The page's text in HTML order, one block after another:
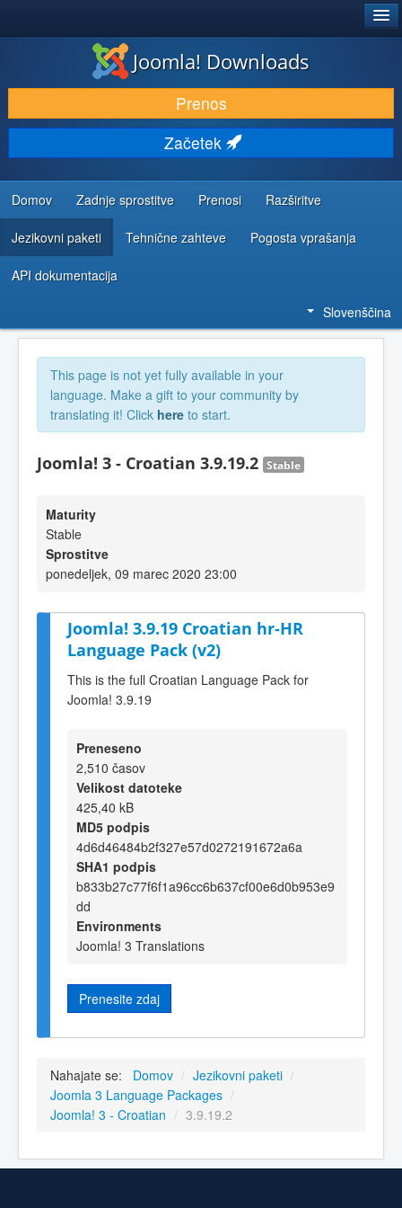
PRENESI IN RAZŠIRI
ODKRIJTE & IZVEJTE
SKUPNOST IN PODPORA
VIRI ZA RAZVIJALCE
Joomla! Downloads
Prenos
Začetek
Domov Zadnje sprostitve Prenosi Razširitve
Jezikovni paketi Tehnične zahteve Pogosta vprašanja
API dokumentacija
Slovenščina
This page is not yet fully available in your
language. Make a gift to your community by
translating it! Click here to start.
Joomla! 3 - Croatian 3.9.19.2 Stable
Maturity
Stable
Sprostitve
ponedeljek, 09 marec 2020 23:00
Joomla! 3.9.19 Croatian hr-HR
Language Pack (v2)
This is the full Croatian Language Pack for
Joomla! 3.9.19
Preneseno
2,510 časov
Velikost datoteke
425,40 kB
MD5 podpis
4d6d46484b2f327e57d0272191672a6a
SHA1 podpis
b833b27c77f6f1a96cc6b637cf00e6d0b953e9
dd
Environments
Joomla! 3 Translations
Prenesite zdaj
Nahajate se: Domov / Jezikovni paketi /
Joomla 3 Language Packages /
Joomla! 3 - Croatian / 3.9.19.2